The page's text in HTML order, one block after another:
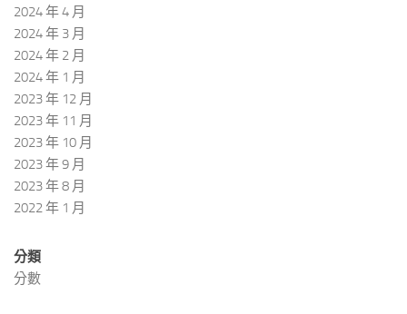
2024 年 4 月
2024 年 3 月
2024 年 2 月
2024 年 1 月
2023 年 12 月
2023 年 11 月
2023 年 10 月
2023 年 9 月
2023 年 8 月
2022 年 1 月
分類
分數